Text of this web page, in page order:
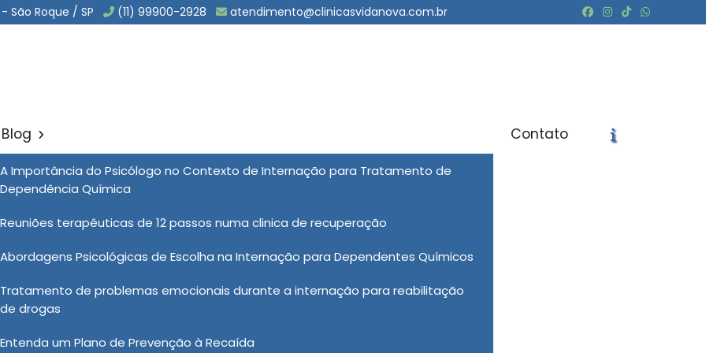
São Roque / SP (11) 99900-2928 atendimento@clinicasvidanova.com.br
Blog
A Importância do Psicólogo no Contexto de Internação para Tratamento de
Dependência Química
Reuniões terapêuticas de 12 passos numa clinica de recuperação
Abordagens Psicológicas de Escolha na Internação para Dependentes Químicos
Tratamento de problemas emocionais durante a internação para reabilitação
de drogas
Entenda um Plano de Prevenção à Recaída
Contato
Involuntária em Garça Solicite um Orçamento
significativo à própria segurança ou à de outros,
é autorizada com base em avaliação médica
em ambiente controlado e com estrutura
Informações